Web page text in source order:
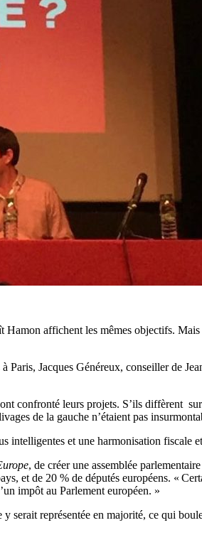
affichent les mêmes objectifs.
Paris, Jacques Généreux, conseiller de
confronté leurs projets. S’ils diffèrent
de la gauche n’étaient pas
intelligentes et une harmonisation fiscale
, de créer une assemblée
et de 20 % de députés européens. «
impôt au Parlement européen. »
serait représentée en majorité, ce qui